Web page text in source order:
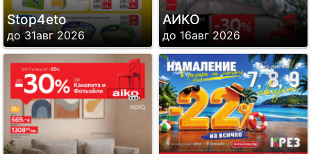
Stop4eto
до 31авг 2026
АИКО
до 16авг 2026